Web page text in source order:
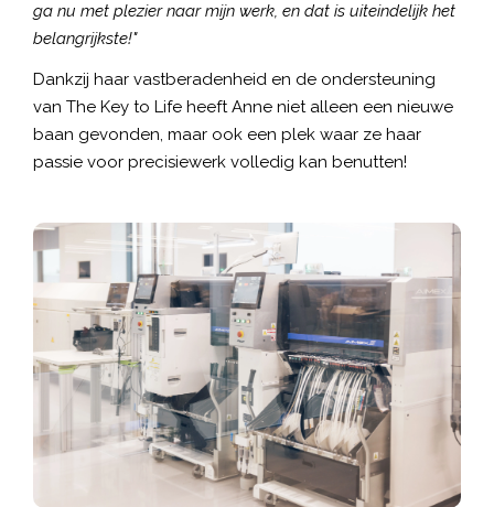
ga nu met plezier naar mijn werk, en dat is uiteindelijk het
belangrijkste!"
Dankzij haar vastberadenheid en de ondersteuning
van The Key to Life heeft Anne niet alleen een nieuwe
baan gevonden, maar ook een plek waar ze haar
passie voor precisiewerk volledig kan benutten!